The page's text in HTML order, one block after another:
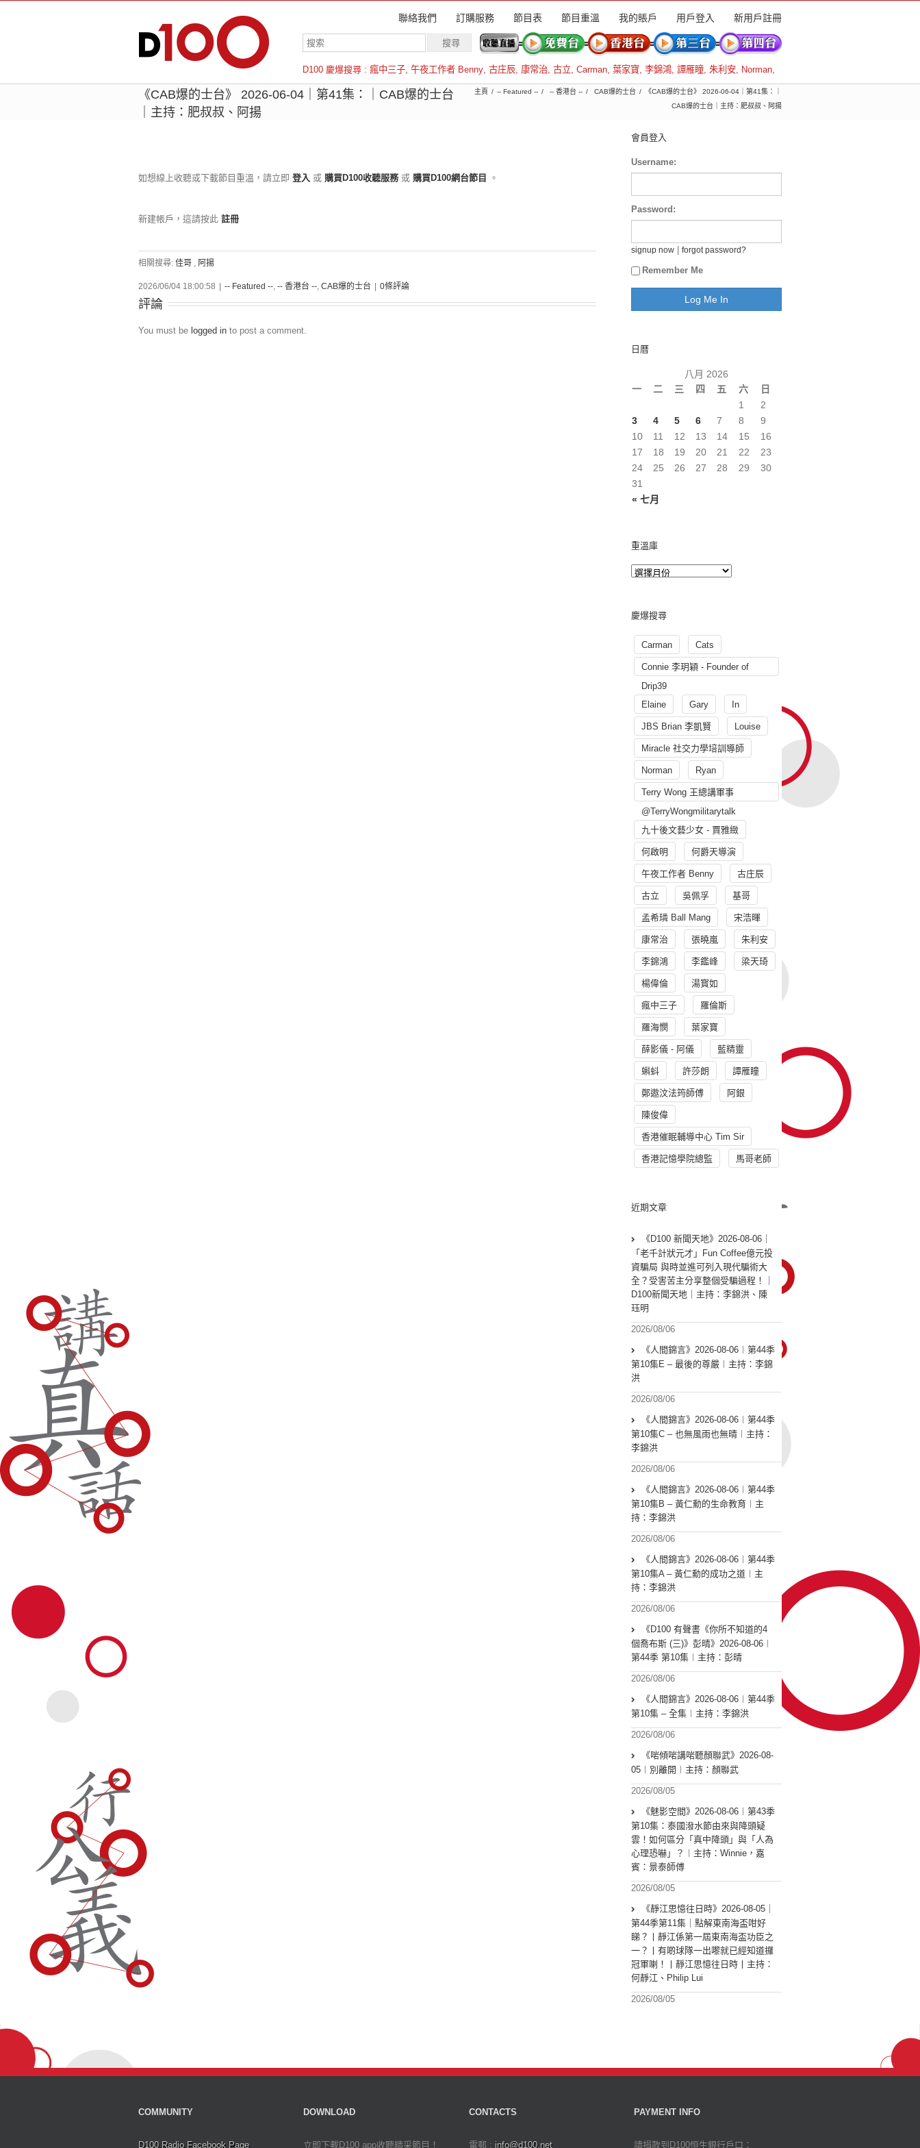
聯絡我們 訂購服務 節目表 節目重溫 我的賬戶 用戶登入 新用戶註冊
D100 慶爆搜尋 : 瘋中三子, 午夜工作者 Benny, 古庄辰, 康常治, 古立, Carman, 葉家寶, 李錦鴻, 譚雁瞳, 朱利安, Norman,
羅倫斯
《CAB爆的士台》 2026-06-04｜第41集：｜CAB爆的士台
｜主持：肥叔叔、阿揚
主頁 -- Featured -- -- 香港台 -- CAB爆的士台
《CAB爆的士台》 2026-06-04｜第41集：｜
CAB爆的士台｜主持：肥叔叔、阿揚
如想線上收聽或下載節目重溫，請立即 登入 或 購買D100收聽服務 或 購買D100網台節目 。
新建帳戶，這請按此 註冊
相關搜尋: 佳哥 , 阿揚
2026/06/04 18:00:58 -- Featured --, -- 香港台 --, CAB爆的士台 0條評論
評論
You must be logged in to post a comment.
會員登入
Username:
Password:
signup now forgot password?
Remember Me
日曆
八月 2026
一
二 三 四 五 六 日
« 七月
1
2
3
4 5 6 7 8
9
10
11 12 13 14 15
16
17
18 19 20 21 22
23
24
25 26 27 28 29
30
31
重溫庫
慶爆搜尋
Carman Cats
Connie 李玥穎 - Founder of
Drip39
Elaine
Gary In
JBS Brian 李凱賢 Louise
Miracle 社交力學培訓導師
Norman Ryan
Terry Wong 王總講軍事
@TerryWongmilitarytalk
九十後文藝少女 - 賈雅緻
何啟明 何爵天導演
午夜工作者 Benny 古庄辰
古立 吳佩孚 基哥
孟希璘 Ball Mang 宋浩暉
康常治 張曉嵐 朱利安
李錦鴻 李鑑峰 梁天琦
楊偉倫 湯寳如
瘋中三子 羅倫斯
羅海憫 葉家寶
薛影儀 - 阿儀 藍精靈
蝌蚪 許莎朗 譚雁瞳
鄭遨汶法筠師傅 阿銀
陳俊偉
香港催眠輔導中心 Tim Sir
香港記憶學院總監 馬哥老師
近期文章
《D100 新聞天地》2026-08-06｜
「老千計狀元才」Fun Coffee億元投
資騙局 與時並進可列入現代騙術大
全？受害苦主分享整個受騙過程！｜
D100新聞天地｜主持：李錦洪、陳
珏明
2026/08/06
《人間錦言》2026-08-06︱第44季
第10集E – 最後的尊嚴︱主持：李錦
洪
2026/08/06
《人間錦言》2026-08-06︱第44季
第10集C – 也無風雨也無晴︱主持：
李錦洪
2026/08/06
《人間錦言》2026-08-06︱第44季
第10集B – 黃仁勳的生命教育︱主
持：李錦洪
2026/08/06
《人間錦言》2026-08-06︱第44季
第10集A – 黃仁勳的成功之道︱主
持：李錦洪
2026/08/06
《D100 有聲書《你所不知道的4
個喬布斯 (三)》彭晴》2026-08-06︱
第44季 第10集︱主持：彭晴
2026/08/06
《人間錦言》2026-08-06︱第44季
第10集 – 全集︱主持：李錦洪
2026/08/06
《啱傾啱講啱聽顏聯武》2026-08-
05︱別離開︱主持：顏聯武
2026/08/05
《魅影空間》2026-08-06︱第43季
第10集：泰國潑水節由來與降頭疑
雲！如何區分「真中降頭」與「人為
心理恐嚇」？︱主持：Winnie，嘉
賓：景泰師傅
2026/08/05
《靜江思憶往日時》2026-08-05｜
第44季第11集｜點解東南海盃咁好
睇？丨靜江係第一屆東南海盃功臣之
一？丨有啲球隊一出嚟就已經知道攞
冠軍喇！丨靜江思憶往日時丨主持：
何靜江、Philip Lui
2026/08/05
COMMUNITY
D100 Radio Facebook Page
DOWNLOAD
立即下載D100 app收聽精采節目！
CONTACTS
電郵 : info@d100.net
PAYMENT INFO
請捐款到D100恒生銀行戶口：